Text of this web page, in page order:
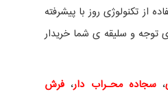
از تکنولوژی روز با پیشرفته
و سلیقه ی شما خریدار
، سجاده محـراب دار، فرش